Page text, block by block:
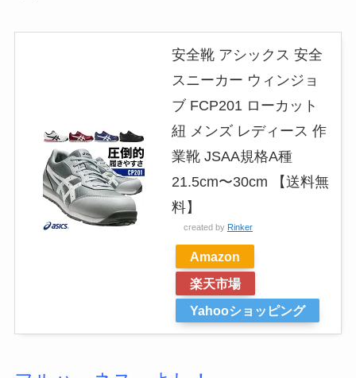
安全靴 アシックス 安全
スニーカー ウィンジョ
ブ FCP201 ローカット
紐 メンズ レディース 作
業靴 JSAA規格A種
21.5cm〜30cm 【送料無
料】
created by Rinker
Amazon
楽天市場
Yahooショッピング